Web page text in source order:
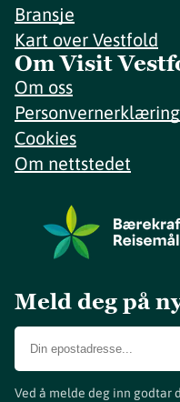
Bransje
Kart over Vestfold
Om Visit
Om oss
Personvernerklæring
Cookies
Om nettstedet
Meld deg på
Ved å melde deg inn godtar